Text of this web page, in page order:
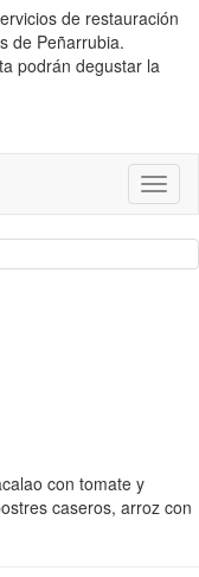
de restauración
de Peñarrubia.
podrán degustar la
con tomate y
caseros, arroz con